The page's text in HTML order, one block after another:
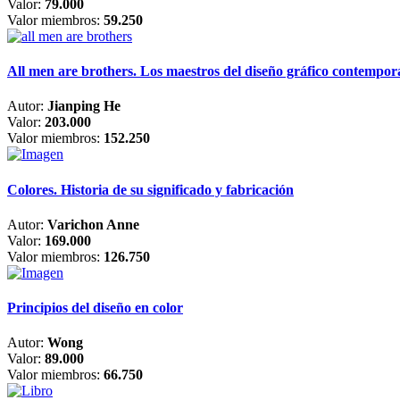
Valor: 79.000
Valor miembros: 59.250
All men are brothers. Los maestros del diseño gráfico
Autor: Jianping He
Valor: 203.000
Valor miembros: 152.250
Colores. Historia de su significado y fabricación
Autor: Varichon Anne
Valor: 169.000
Valor miembros: 126.750
Principios del diseño en color
Autor: Wong
Valor: 89.000
Valor miembros: 66.750